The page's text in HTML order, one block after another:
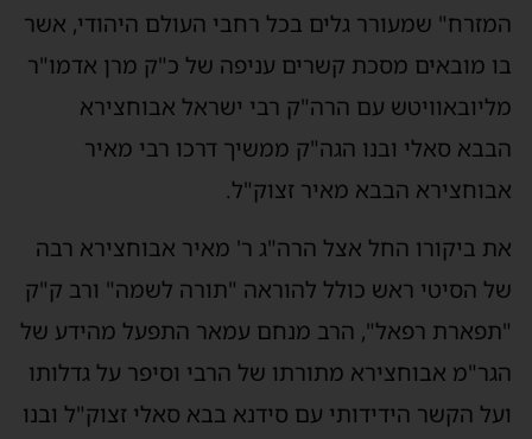
המזרח" שמעורר גלים בכל רחבי העולם היהודי, אשר
בו מובאים מסכת קשרים עניפה של כ"ק מרן אדמו"ר
מליובאוויטש עם הרה"ק רבי ישראל אבוחצירא
הבבא סאלי ובנו הגה"ק ממשיך דרכו רבי מאיר
אבוחצירא הבבא מאיר זצוק"ל.
את ביקורו החל אצל הרה"ג ר' מאיר אבוחצירא רבה
של הסיטי ראש כולל להוראה "תורה לשמה" ורב ק"ק
"תפארת רפאל", הרב מנחם עמאר התפעל מהידע של
הגר"מ אבוחצירא מתורתו של הרבי וסיפר על גדלותו
ועל הקשר הידידותי עם סידנא בבא סאלי זצוק"ל ובנו